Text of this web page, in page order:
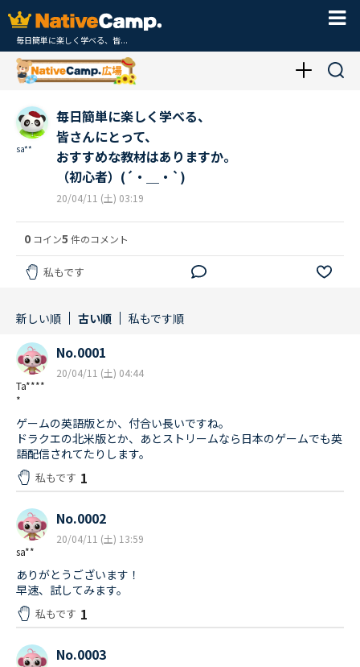
毎日簡単に楽しく学べる、皆...
sa**
毎日簡単に楽しく学べる、
皆さんにとって、
おすすめな教材はありますか。
（初心者）(´・＿・`)
20/04/11 (土) 03:19
0 コイン5 件のコメント
私もです
新しい順 古い順 私もです順
Ta****
*
No.0001
20/04/11 (土) 04:44
ゲームの英語版とか、付合い長いですね。
ドラクエの北米版とか、あとストリームなら日本のゲームでも英
語配信されてたりします。
私もです 1
sa**
No.0002
20/04/11 (土) 13:59
ありがとうございます！
早速、試してみます。
私もです 1
No.0003